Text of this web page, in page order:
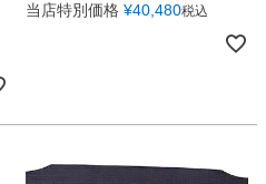
当店特別価格 ¥40,480税込